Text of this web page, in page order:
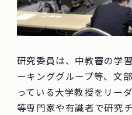
研究委員は、中教審の学
ーキンググループ等、文
っている大学教授をリー
等専門家や有識者で研究